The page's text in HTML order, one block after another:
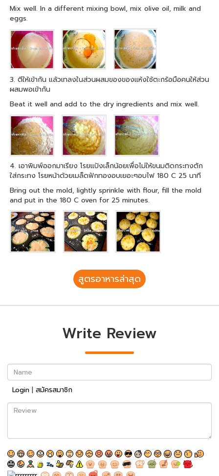
Mix well. In a different mixing bowl, mix olive oil, milk and
eggs.
3. ตีให้เข้ากัน แล้วเทลงในส่วนผสมของของแห้งใช้ตะกร้อมือคนให้ส่วน
ผสมพอเข้ากัน
Beat it well and add to the dry ingredients and mix well.
4. เอาพิมพ์ออกมาเรียง โรยแป้งเล็กน้อยเพื่อไม่ให้ขนมติดกระทงตัก
ใส่กระทง โรยหน้าด้วยเมล็ดฟักทองอบเยอะๆอบไฟ 180 C 25 นาที
Bring out the mold, lightly sprinkle with flour, fill the mold
and put in the 180 C oven for 25 minutes.
สูตรอาหารล่าสุด
Write Review
Name
Login | สมัครสมาชิก
Review